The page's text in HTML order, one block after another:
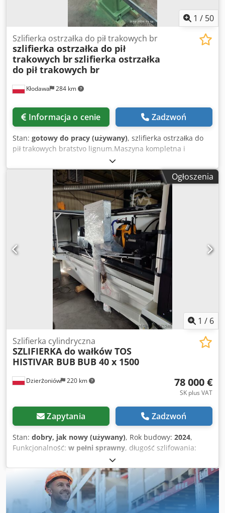
1 / 50
Kłodawa 284 km
Szlifierka ostrzałka do pił trakowych br
szlifierka ostrzałka do pił
trakowych brszlifierka ostrzałka
do pił trakowych br
Informacja o cenie Zadzwoń
Stan: gotowy do pracy (używany), szlifierka ostrzałka do
pił trakowych bratstvo lignum.Maszyna kompletna i
sprawna technicznie . MOe być dopasazlna w rolki
trzymajace piłę tasmową . Dkodpfxsxx Uxie Ad Rer
Ogłoszenia
1 / 6
Dzierżoniów 220 km
Szlifierka cylindryczna
SZLIFIERKA do wałków TOS
HISTIVAR BUB BUB 40 x 1500
78 000 €
SK plus VAT
Zapytania Zadzwoń
Stan: dobry, jak nowy (używany), Rok budowy: 2024,
Funkcjonalność: w pełni sprawny, długość szlifowania:
, średnica szlifowania:
zaoferowania nową maszynę BUB40 x 1500 NC ze
sterowaniem MITSHUBISHI NC. Maszyna jest w dalszym
ciągu w Leasingu w ING Lease. Maszyna została
gruntowanie zrewitalizowana na podstawie maszyny TOS
HOSTIVAR BUB 40 przez firmę FAS GŁOWNO Dane